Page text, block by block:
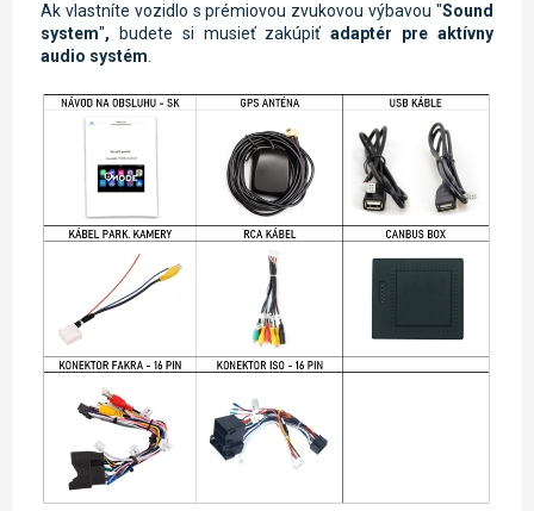
Ak vlastníte vozidlo s prémiovou zvukovou výbavou "Sound
system", budete si musieť zakúpiťadaptér pre aktívny
audio systém